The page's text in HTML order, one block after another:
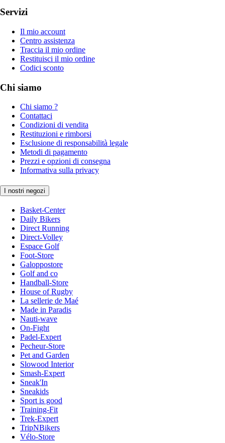
Servizi
Il mio account
Centro assistenza
Traccia il mio ordine
Restituisci il mio ordine
Codici sconto
Chi siamo
Chi siamo ?
Contattaci
Condizioni di vendita
Restituzioni e rimborsi
Esclusione di responsabilità legale
Metodi di pagamento
Prezzi e opzioni di consegna
Informativa sulla privacy
I nostri negozi
Basket-Center
Daily Bikers
Direct Running
Direct-Volley
Espace Golf
Foot-Store
Galoppostore
Golf and co
Handball-Store
House of Rugby
La sellerie de Maé
Made in Paradis
Nauti-wave
On-Fight
Padel-Expert
Pecheur-Store
Pet and Garden
Slowood Interior
Smash-Expert
Sneak'In
Sneakids
Sport is good
Training-Fit
Trek-Expert
TripNBikers
Vélo-Store